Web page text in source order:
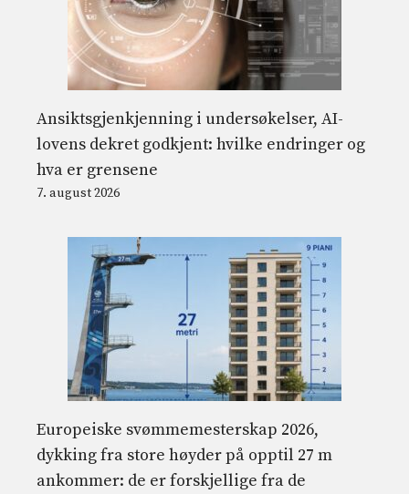
Ansiktsgjenkjenning i undersøkelser, AI-
lovens dekret godkjent: hvilke endringer og
hva er grensene
7. august 2026
Europeiske svømmemesterskap 2026,
dykking fra store høyder på opptil 27 m
ankommer: de er forskjellige fra de